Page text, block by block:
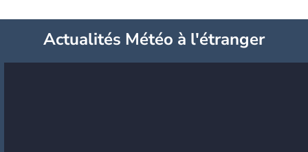
Actualités Météo à l'étranger